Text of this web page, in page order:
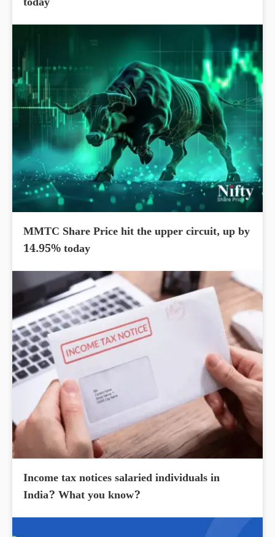
today
MMTC Share Price hit the upper circuit, up by
14.95% today
Income tax notices salaried individuals in
India? What you know?